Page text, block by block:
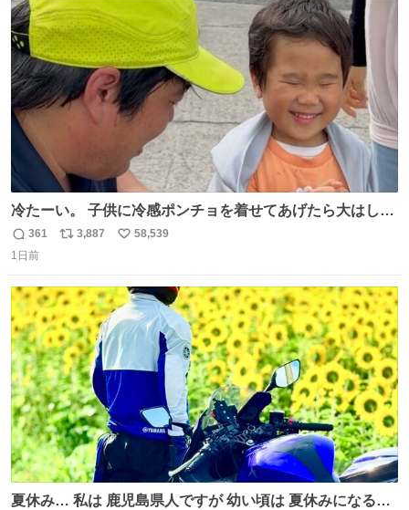
ト
数
数
冷たーい。 子供に冷感ポンチョを着せてあげたら大はしゃ
ぎで喜んでくれました。 こんな素敵な代物を提供してくれ
た山口県の恩師に感謝。
返
信
361
リ
ト
数
3,887
い
数
58,539
1日前
夏休み… 私は 鹿児島県人ですが 幼い頃は 夏休みになると